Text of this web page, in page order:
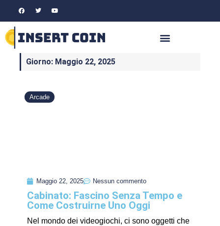
Giorno: Maggio 22, 2025
Arcade
Maggio 22, 2025 Nessun commento
Cabinato: Fascino Senza Tempo e
Come Costruirne Uno Oggi
Nel mondo dei videogiochi, ci sono oggetti che